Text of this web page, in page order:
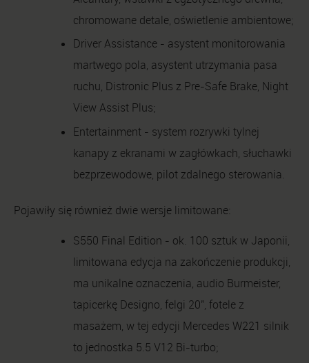
chromowane detale, oświetlenie ambientowe;
Driver Assistance - asystent monitorowania
martwego pola, asystent utrzymania pasa
ruchu, Distronic Plus z Pre-Safe Brake, Night
View Assist Plus;
Entertainment - system rozrywki tylnej
kanapy z ekranami w zagłówkach, słuchawki
bezprzewodowe, pilot zdalnego sterowania.
Pojawiły się również dwie wersje limitowane:
S550 Final Edition - ok. 100 sztuk w Japonii,
limitowana edycja na zakończenie produkcji,
ma unikalne oznaczenia, audio Burmeister,
tapicerkę Designo, felgi 20", fotele z
masażem, w tej edycji Mercedes W221 silnik
to jednostka 5.5 V12 Bi-turbo;